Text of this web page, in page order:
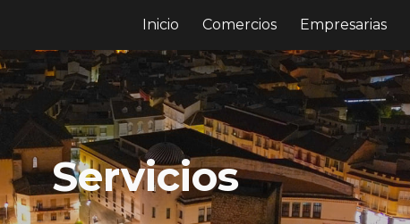
Skip to navigation
Inicio Comercios Empresarias
Servicios